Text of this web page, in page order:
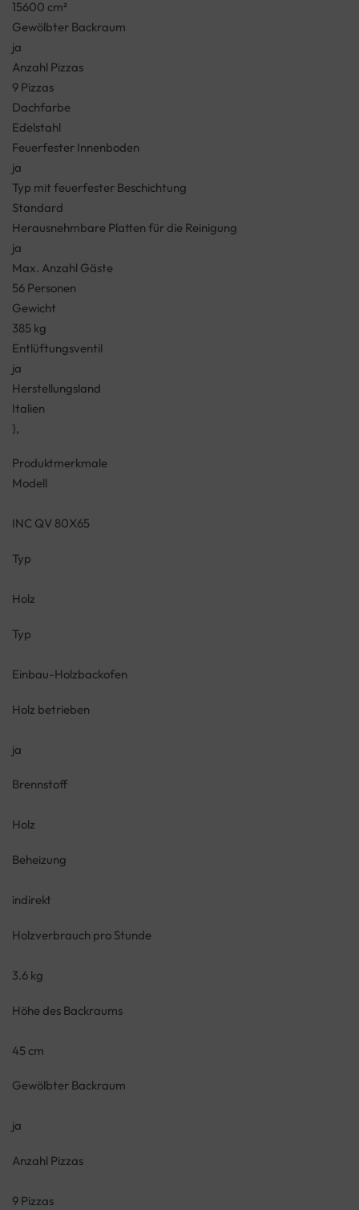
15600 cm²
Gewölbter Backraum
ja
Anzahl Pizzas
9 Pizzas
Dachfarbe
Edelstahl
Feuerfester Innenboden
ja
Typ mit feuerfester Beschichtung
Standard
Herausnehmbare Platten für die Reinigung
ja
Max. Anzahl Gäste
56 Personen
Gewicht
385 kg
Entlüftungsventil
ja
Herstellungsland
Italien
},
Produktmerkmale
Modell
INC QV 80X65
Typ
Holz
Typ
Einbau-Holzbackofen
Holz betrieben
ja
Brennstoff
Holz
Beheizung
indirekt
Holzverbrauch pro Stunde
3.6 kg
Höhe des Backraums
45 cm
Gewölbter Backraum
ja
Anzahl Pizzas
9 Pizzas